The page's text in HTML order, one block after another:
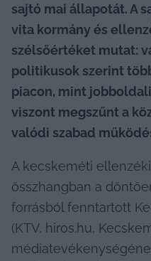
sajtó mai állapotát. A
vita kormány és
szélsőértéket mutat:
politikusok szerint
piacon, mint
viszont megszűnt a
valódi szabad
A kecskeméti
összhangban a
forrásból fenntartott
(KTV, hiros.hu,